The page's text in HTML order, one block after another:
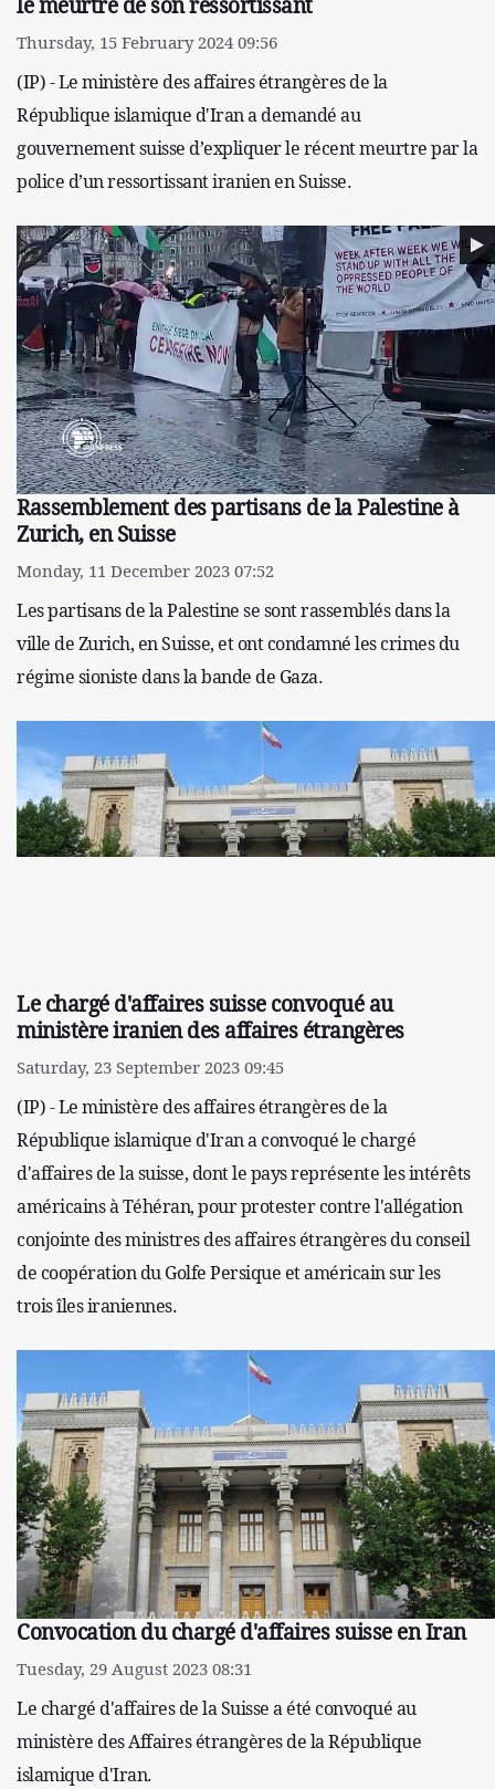
Thursday, 15 February 2024 09:56
(IP) - Le ministère des affaires étrangères de la
République islamique d'Iran a demandé au
gouvernement suisse d’expliquer le récent meurtre par la
police d’un ressortissant iranien en Suisse.
Rassemblement des partisans de la Palestine à
Zurich, en Suisse
Monday, 11 December 2023 07:52
Les partisans de la Palestine se sont rassemblés dans la
ville de Zurich, en Suisse, et ont condamné les crimes du
régime sioniste dans la bande de Gaza.
Le chargé d'affaires suisse convoqué au
ministère iranien des affaires étrangères
Saturday, 23 September 2023 09:45
(IP) - Le ministère des affaires étrangères de la
République islamique d'Iran a convoqué le chargé
d'affaires de la suisse, dont le pays représente les intérêts
américains à Téhéran, pour protester contre l'allégation
conjointe des ministres des affaires étrangères du conseil
de coopération du Golfe Persique et américain sur les
trois îles iraniennes.
Convocation du chargé d'affaires suisse en Iran
Tuesday, 29 August 2023 08:31
Le chargé d'affaires de la Suisse a été convoqué au
ministère des Affaires étrangères de la République
islamique d'Iran.